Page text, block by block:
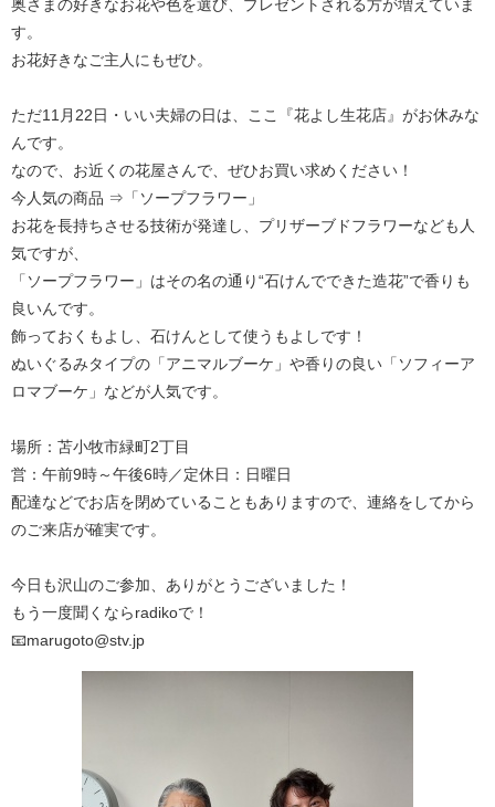
奥さまの好きなお花や色を選び、プレゼントされる方が増えていま
す。
お花好きなご主人にもぜひ。
ただ11月22日・いい夫婦の日は、ここ『花よし生花店』がお休みな
んです。
なので、お近くの花屋さんで、ぜひお買い求めください！
今人気の商品 ⇒「ソープフラワー」
お花を長持ちさせる技術が発達し、プリザーブドフラワーなども人
気ですが、
「ソープフラワー」はその名の通り“石けんでできた造花”で香りも
良いんです。
飾っておくもよし、石けんとして使うもよしです！
ぬいぐるみタイプの「アニマルブーケ」や香りの良い「ソフィーア
ロマブーケ」などが人気です。
場所：苫小牧市緑町2丁目
営：午前9時～午後6時／定休日：日曜日
配達などでお店を閉めていることもありますので、連絡をしてから
のご来店が確実です。
今日も沢山のご参加、ありがとうございました！
もう一度聞くならradikoで！
📧marugoto@stv.jp